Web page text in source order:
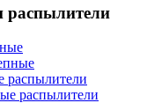
распылители
распылители
распылители